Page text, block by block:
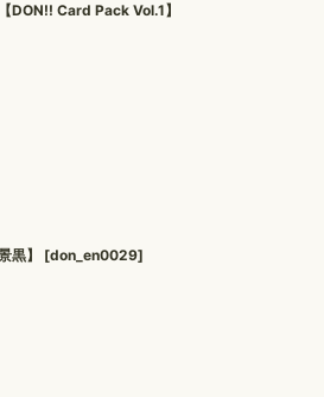
DON!! Card Pack Vol.1】
黒】 [don_en0029]